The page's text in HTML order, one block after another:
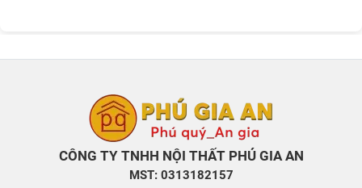
CÔNG TY TNHH NỘI THẤT PHÚ GIA AN
MST: 0313182157